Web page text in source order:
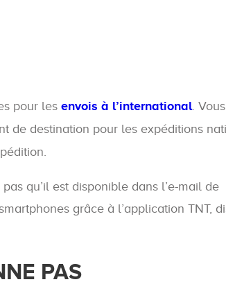
pour les envois à l’international.
de destination pour les expéditions
qu’il est disponible dans l’e-mail de
grâce à l’application TNT,
PAS